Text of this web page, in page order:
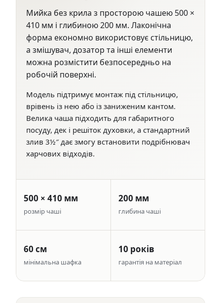
Мийка без крила з просторою чашею 500 ×
410 мм і глибиною 200 мм. Лаконічна
форма економно використовує стільницю,
а змішувач, дозатор та інші елементи
можна розмістити безпосередньо на
робочій поверхні.
Модель підтримує монтаж під стільницю,
врівень із нею або із заниженим кантом.
Велика чаша підходить для габаритного
посуду, дек і решіток духовки, а стандартний
злив 3½″ дає змогу встановити подрібнювач
харчових відходів.
500 × 410 мм
розмір чаші
200 мм
глибина чаші
60 см
мінімальна шафка
10 років
гарантія на матеріал